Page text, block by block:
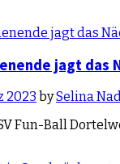
jagt das
2023 bySelina
Fun-Ball